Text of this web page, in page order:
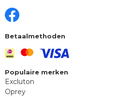
Betaalmethoden
Populaire merken
Excluton
Oprey